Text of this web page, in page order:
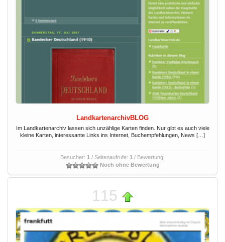
LandkartenarchivBLOG
Im Landkartenarchiv lassen sich unzählige Karten finden. Nur gibt es auch viele
kleine Karten, interessante Links ins Internet, Buchempfehlungen, News […]
Besucher: 1 / Seitenaufrufe: 1 / Bewertung:
Noch ohne Bewertung
115